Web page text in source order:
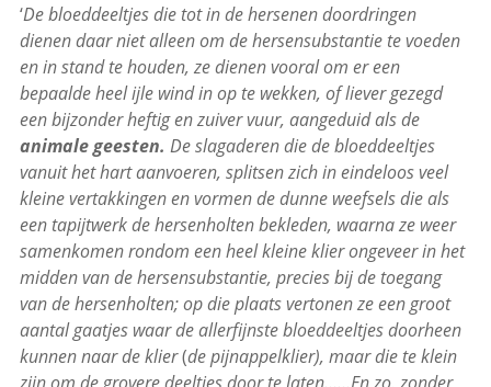
‘De bloeddeeltjes die tot in de hersenen doordringen
dienen daar niet alleen om de hersensubstantie te voeden
en in stand te houden, ze dienen vooral om er een
bepaalde heel ijle wind in op te wekken, of liever gezegd
een bijzonder heftig en zuiver vuur, aangeduid als de
animale geesten. De slagaderen die de bloeddeeltjes
vanuit het hart aanvoeren, splitsen zich in eindeloos veel
kleine vertakkingen en vormen de dunne weefsels die als
een tapijtwerk de hersenholten bekleden, waarna ze weer
samenkomen rondom een heel kleine klier ongeveer in het
midden van de hersensubstantie, precies bij de toegang
van de hersenholten; op die plaats vertonen ze een groot
aantal gaatjes waar de allerfijnste bloeddeeltjes doorheen
kunnen naar de klier(de pijnappelklier), maar die te klein
zijn om de grovere deeltjes door te laten……En zo, zonder